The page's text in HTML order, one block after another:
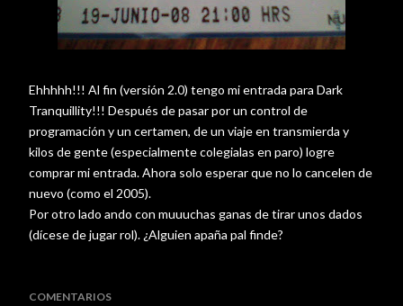
Ehhhhh!!! Al fin (versión 2.0) tengo mi entrada para Dark
Tranquillity!!! Después de pasar por un control de
programación y un certamen, de un viaje en transmierda y
kilos de gente (especialmentecolegialas en paro) logre
comprar mi entrada. Ahora solo esperar que no lo cancelen de
nuevo (como el 2005).
Por otro lado ando con muuuchas ganas de tirar unos dados
(dícesede jugar rol). ¿Alguien apaña pal finde?
COMENTARIOS